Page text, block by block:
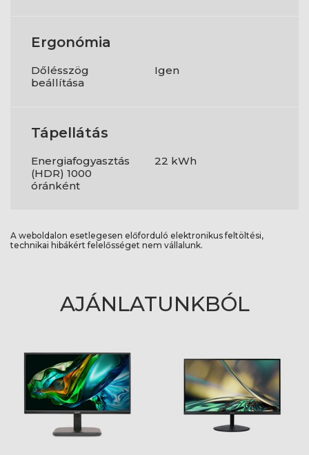
Ergonómia
Dőlésszög
beállítása
Igen
Tápellátás
Energiafogyasztás
(HDR) 1000
óránként
22 kWh
A weboldalon esetlegesen előforduló elektronikus feltöltési,
technikai hibákért felelősséget nem vállalunk.
AJÁNLATUNKBÓL